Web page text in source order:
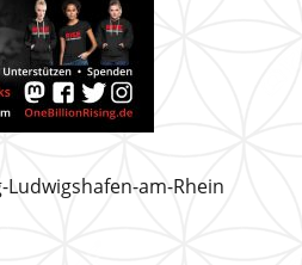
Ludwigshafen-am-Rhein